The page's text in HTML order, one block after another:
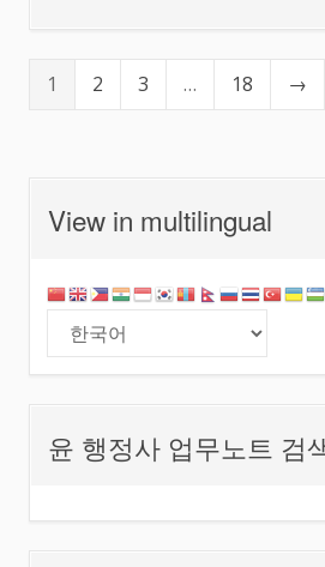
1 2 3 … 18 →
View in multilingual
윤 행정사 업무노트 검